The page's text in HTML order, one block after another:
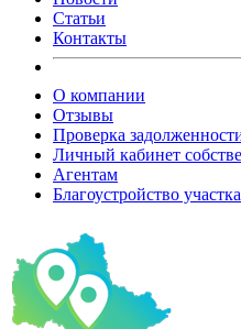
Статьи
Контакты
О компании
Отзывы
Проверка
Личный кабинет
Агентам
Благоустройство участка